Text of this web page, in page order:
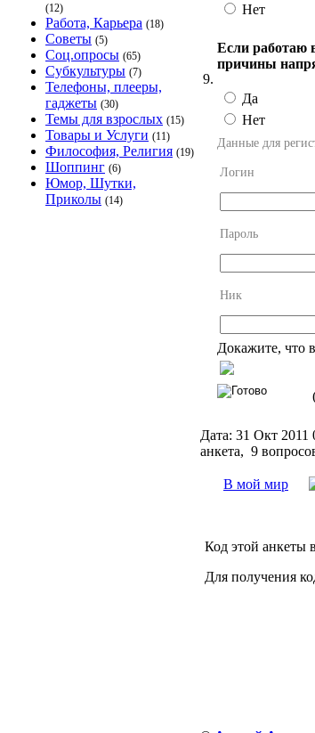
(12)
Работа, Карьера (18)
Советы (5)
Соц.опросы (65)
Субкультуры (7)
Телефоны, плееры,
гаджеты (30)
Темы для взрослых (15)
Товары и Услуги (11)
Философия, Религия (19)
Шоппинг (6)
Юмор, Шутки,
Приколы (14)
Нет
9.
Если работаю
причины
Да
Нет
Данные для
Логин
Пароль
Ник
Докажите, что
Дата: 31 Окт 2011
анкета, 9
В мой мир
Код этой анкеты
Для получения